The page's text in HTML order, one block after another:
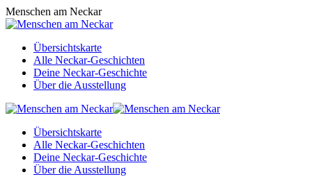
Zum
Inhalt
Menschen am Neckar
Übersichtskarte
Alle Neckar-Geschichten
Deine Neckar-Geschichte
Über die Ausstellung
Übersichtskarte
Alle Neckar-Geschichten
Deine Neckar-Geschichte
Über die Ausstellung